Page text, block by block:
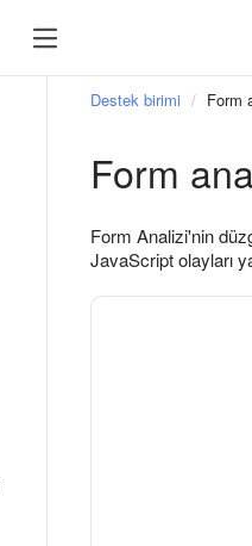
Destek birimi Form
Form
Form Analizi'nin
JavaScript olayları